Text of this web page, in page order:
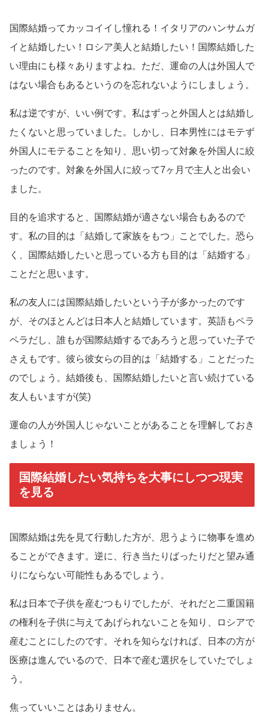
国際結婚ってカッコイイし憧れる！イタリアのハンサムガ
イと結婚したい！ロシア美人と結婚したい！国際結婚した
い理由にも様々ありますよね。ただ、運命の人は外国人で
はない場合もあるというのを忘れないようにしましょう。
私は逆ですが、いい例です。私はずっと外国人とは結婚し
たくないと思っていました。しかし、日本男性にはモテず
外国人にモテることを知り、思い切って対象を外国人に絞
ったのです。対象を外国人に絞って7ヶ月で主人と出会い
ました。
目的を追求すると、国際結婚が適さない場合もあるので
す。私の目的は「結婚して家族をもつ」ことでした。恐ら
く、国際結婚したいと思っている方も目的は「結婚する」
ことだと思います。
私の友人には国際結婚したいという子が多かったのです
が、そのほとんどは日本人と結婚しています。英語もペラ
ペラだし、誰もが国際結婚するであろうと思っていた子で
さえもです。彼ら彼女らの目的は「結婚する」ことだった
のでしょう。結婚後も、国際結婚したいと言い続けている
友人もいますが(笑)
運命の人が外国人じゃないことがあることを理解しておき
ましょう！
国際結婚したい気持ちを大事にしつつ現実
を見る
国際結婚は先を見て行動した方が、思うように物事を進め
ることができます。逆に、行き当たりばったりだと望み通
りにならない可能性もあるでしょう。
私は日本で子供を産むつもりでしたが、それだと二重国籍
の権利を子供に与えてあげられないことを知り、ロシアで
産むことにしたのです。それを知らなければ、日本の方が
医療は進んでいるので、日本で産む選択をしていたでしょ
う。
焦っていいことはありません。